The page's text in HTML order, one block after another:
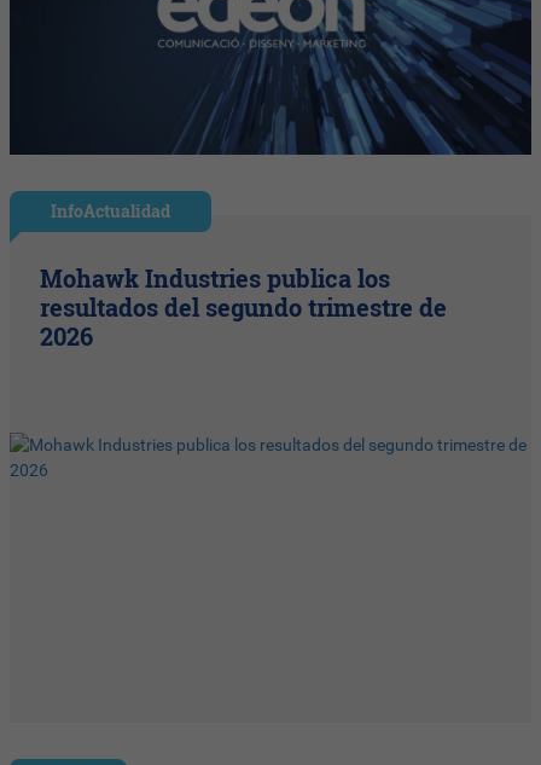
InfoActualidad
Mohawk Industries publica los
resultados del segundo trimestre de
2026